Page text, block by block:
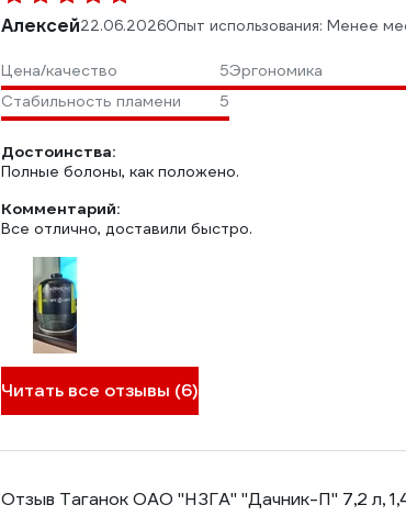
Алексей22.06.2026Опыт использования: Менее
Цена/качество 5Эргономика
Стабильность пламени
5
Достоинства:
Полные болоны, как положено.
Комментарий:
Все отлично, доставили быстро.
Читать все отзывы (6)
Отзыв Таганок ОАО "НЗГА" "Дачник-П" 7,2 л,